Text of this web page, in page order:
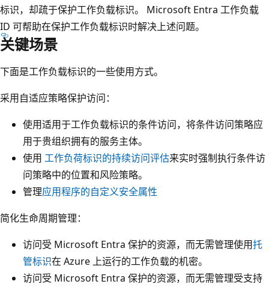
标识，却疏于保护工作负载标识。 Microsoft Entra 工作负载
ID 可帮助在保护工作负载标识时解决上述问题。
关键场景
下面是工作负载标识的一些使用方式。
采用自适应策略保护访问：
使用适用于工作负载标识的条件访问，将条件访问策略应
用于贵组织拥有的服务主体。
使用 工作负荷标识的持续访问评估来实时强制执行条件访
问策略中的位置和风险策略。
管理应用程序的自定义安全属性
简化生命周期管理：
访问受 Microsoft Entra 保护的资源，而无需管理使用托
管标识在 Azure 上运行的工作负载的机密。
访问受 Microsoft Entra 保护的资源，而无需管理受支持